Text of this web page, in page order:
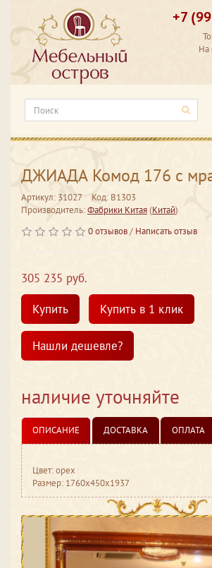
+7
На
ДЖИАДА Комод 176 с
Артикул: 31027
Код: В1303
Производитель:Фабрики Китая(Китай)
0 отзывов/ Написать отзыв
305 235 руб.
Купить
Купить в 1 клик
Нашли дешевле?
наличие уточняйте
ОПИСАНИЕ ДОСТАВКА ОПЛАТА
Цвет: орех
Размер: 1760x450x1937